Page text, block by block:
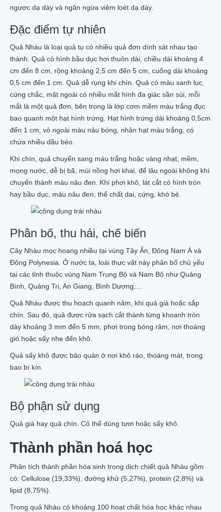
ngược dạ dày và ngăn ngừa viêm loét dạ dày.
Đặc điểm tự nhiên
Quả Nhàu là loại quả tụ có nhiều quả đơn dính sát nhau tạo
thành. Quả có hình bầu dục hơi thuôn dài, chiều dài khoảng 4
cm đến 8 cm, rộng khoảng 2,5 cm đến 5 cm, cuống dài khoảng
0,5 cm đến 1 cm. Quả dễ rụng khi chín. Quả có màu xanh lục,
cứng chắc, mặt ngoài có nhiều mắt hình đa giác sần sùi, mỗi
mắt là một quả đơn, bên trong là lớp cơm mềm màu trắng đục
bao quanh một hạt hình trứng. Hạt hình trứng dài khoảng 0,5cm
đến 1 cm, vỏ ngoài màu nâu bóng, nhân hạt màu trắng, có
chứa nhiều dầu béo.
Khi chín, quả chuyển sang màu trắng hoặc vàng nhạt, mềm,
mọng nước, dễ bị bã, mùi nồng hơi khai, để lâu ngoài không khí
chuyển thành màu nâu đen. Khi phơi khô, lát cắt có hình tròn
hay bầu dục, màu nâu đen, thể chất dai, cứng, khó bẻ.
Phân bố, thu hái, chế biến
Cây Nhàu mọc hoang nhiều tại vùng Tây Ấn, Đông Nam Á và
Đông Polynesia. Ở nước ta, loài thực vật này phân bố chủ yếu
tại các tỉnh thuộc vùng Nam Trung Bộ và Nam Bộ như Quảng
Bình, Quảng Trị, An Giang, Bình Dương,…
Quả Nhàu được thu hoạch quanh năm, khi quả già hoặc sắp
chín. Sau đó, quả được rửa sạch cắt thành từng khoanh tròn
dày khoảng 3 mm đến 5 mm, phơi trong bóng râm, nơi thoáng
gió hoặc sấy nhẹ đến khô.
Quả sấy khô được bảo quản ở nơi khô ráo, thoáng mát, trong
bao bì kín.
Bộ phận sử dụng
Quả già hay quả chín. Có thể dùng tươi hoặc sấy khô.
Thành phần hoá học
Phân tích thành phần hóa sinh trong dịch chiết quả Nhàu gồm
có: Cellulose (19,33%), đường khử (5,27%), protein (2,8%) và
lipid (8,75%).
Trong quả Nhàu có khoảng 100 hoạt chất hóa học khác nhau